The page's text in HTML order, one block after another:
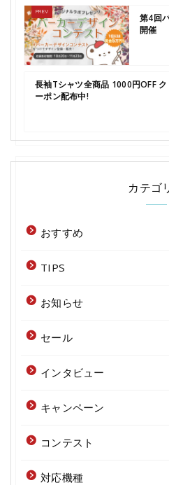
第4回
開催
長袖Tシャツ全商品 1000円OFF ク
ーポン配布中!
カテゴ
おすすめ
TIPS
お知らせ
セール
インタビュー
キャンペーン
コンテスト
対応機種